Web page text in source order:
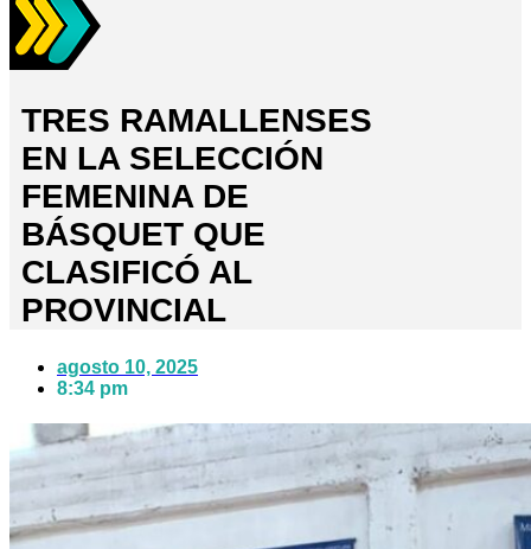
TRES RAMALLENSES
EN LA SELECCIÓN
FEMENINA DE
BÁSQUET QUE
CLASIFICÓ AL
PROVINCIAL
agosto 10, 2025
8:34 pm